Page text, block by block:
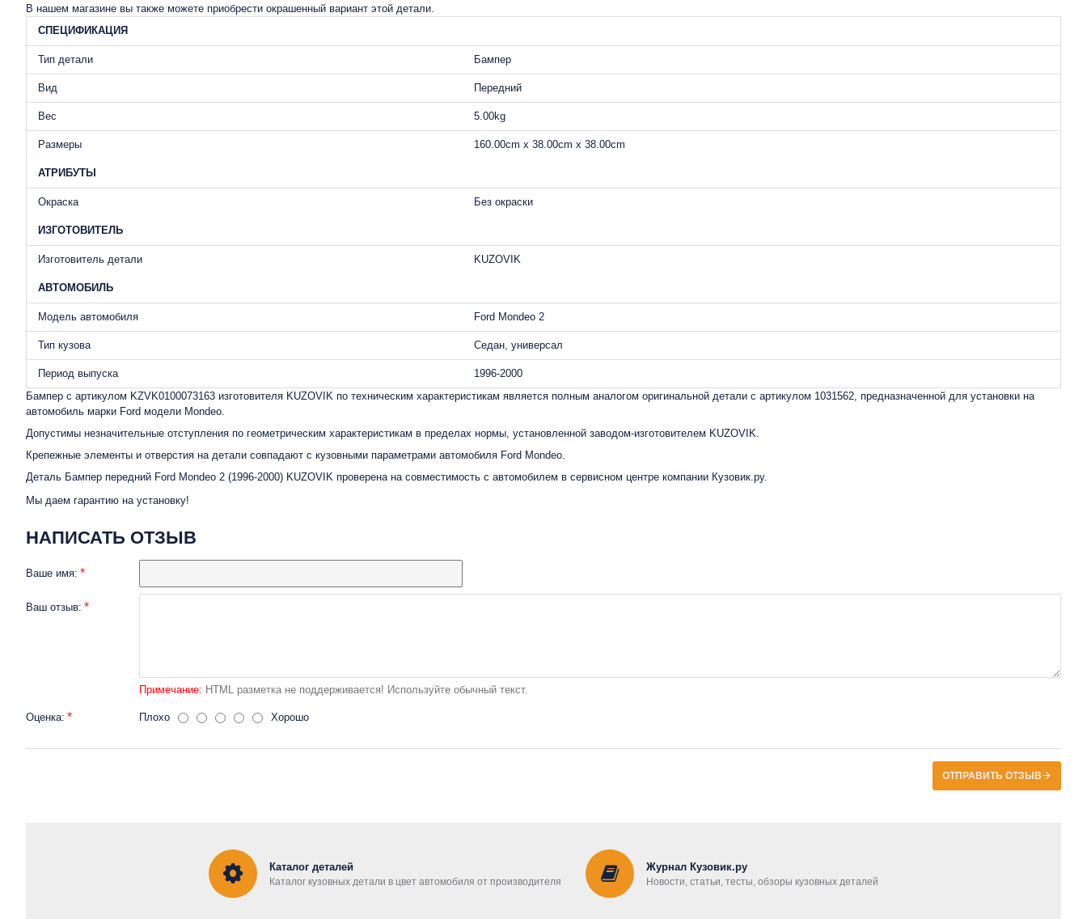
В нашем магазине вы также можете приобрести окрашенный вариант этой детали.
СПЕЦИФИКАЦИЯ
Тип детали Бампер
Вид Передний
Вес 5.00kg
Размеры 160.00cm x 38.00cm x 38.00cm
АТРИБУТЫ
Окраска Без окраски
ИЗГОТОВИТЕЛЬ
Изготовитель детали KUZOVIK
АВТОМОБИЛЬ
Модель автомобиля Ford Mondeo 2
Тип кузова Седан, универсал
Период выпуска
1996-2000
Бампер с артикулом KZVK0100073163 изготовителя KUZOVIK по техническим характеристикам является полным аналогом оригинальной детали с артикулом 1031562, предназначенной для установки на
автомобиль марки Ford модели Mondeo.
Допустимы незначительные отступления по геометрическим характеристикам в пределах нормы, установленной заводом-изготовителем KUZOVIK.
Крепежные элементы и отверстия на детали совпадают с кузовными параметрами автомобиля Ford Mondeo.
Деталь Бампер передний Ford Mondeo 2 (1996-2000) KUZOVIK проверена на совместимость с автомобилем в сервисном центре компании Кузовик.ру.
Мы даем гарантию на установку!
НАПИСАТЬ ОТЗЫВ
Ваше имя:
Ваш отзыв:
Примечание: HTML разметка не поддерживается! Используйте обычный текст.
Оценка: Плохо Хорошо
ОТПРАВИТЬ ОТЗЫВ
Каталог деталей
Каталог кузовных детали в цвет автомобиля от производителя
Журнал Кузовик.ру
Новости, статьи, тесты, обзоры кузовных деталей